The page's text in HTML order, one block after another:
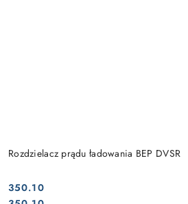
Rozdzielacz prądu ładowania BEP DVSR
350.10